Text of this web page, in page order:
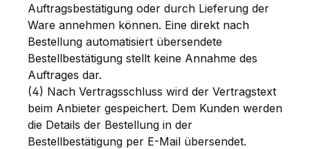
Auftragsbestätigung oder durch Lieferung der
Ware annehmen können. Eine direkt nach
Bestellung automatisiert übersendete
Bestellbestätigung stellt keine Annahme des
Auftrages dar.
(4) Nach Vertragsschluss wird der Vertragstext
beim Anbieter gespeichert. Dem Kunden werden
die Details der Bestellung in der
Bestellbestätigung per E-Mail übersendet.